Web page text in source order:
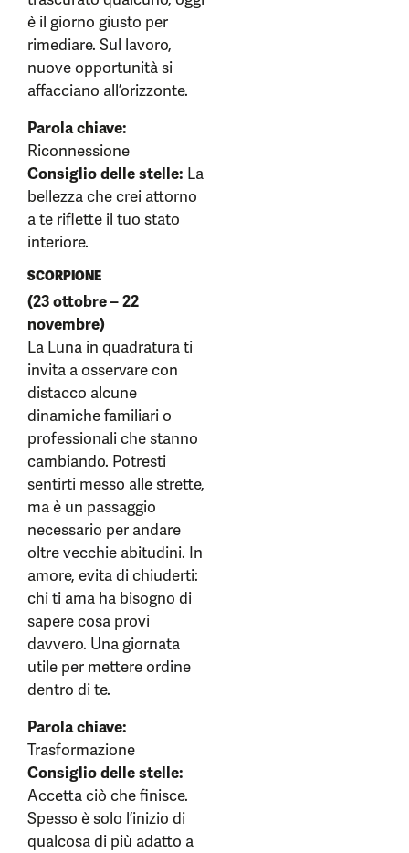
è il giorno giusto per
rimediare. Sul lavoro,
nuove opportunità si
affacciano all’orizzonte.
Parola chiave:
Riconnessione
Consiglio delle stelle: La
bellezza che crei attorno
a te riflette il tuo stato
interiore.
SCORPIONE
(23 ottobre – 22
novembre)
La Luna in quadratura ti
invita a osservare con
distacco alcune
dinamiche familiari o
professionali che stanno
cambiando. Potresti
sentirti messo alle strette,
ma è un passaggio
necessario per andare
oltre vecchie abitudini. In
amore, evita di chiuderti:
chi ti ama ha bisogno di
sapere cosa provi
davvero. Una giornata
utile per mettere ordine
dentro di te.
Parola chiave:
Trasformazione
Consiglio delle stelle:
Accetta ciò che finisce.
Spesso è solo l’inizio di
qualcosa di più adatto a